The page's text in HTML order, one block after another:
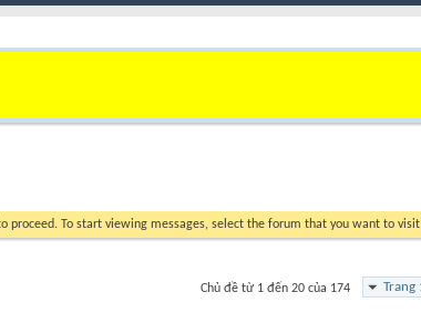
proceed. To start viewing messages, select the forum that you want to
Trang
Chủ đề từ 1 đến 20 của 174